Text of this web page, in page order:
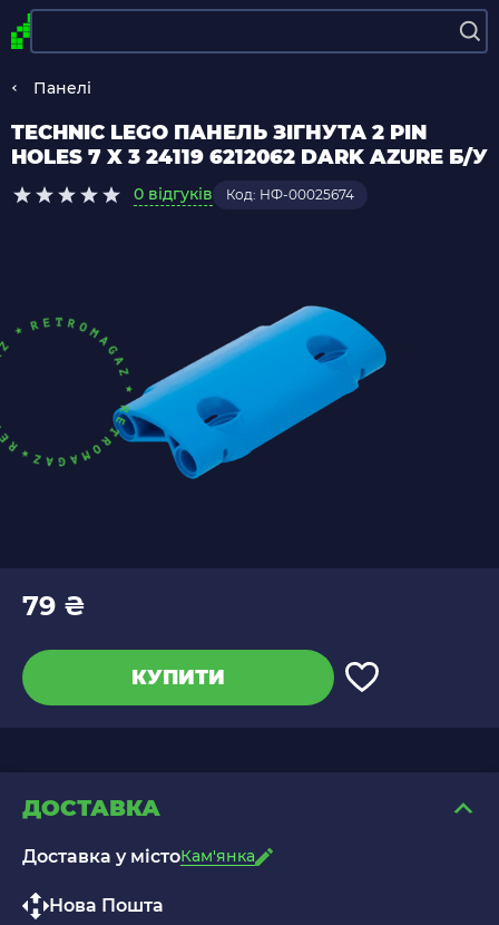
Панелі
TECHNIC LEGO ПАНЕЛЬ ЗІГНУТА 2 PIN
HOLES 7 X 3 24119 6212062 DARK AZURE Б/У
0 відгуків Код: НФ-00025674
79 ₴
КУПИТИ
ДОСТАВКА
Доставка у містоКам'янка
Нова Пошта